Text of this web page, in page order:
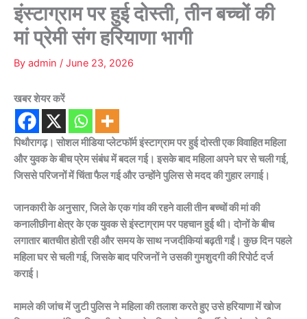
इंस्टाग्राम पर हुई दोस्ती, तीन बच्चों की
मां प्रेमी संग हरियाणा भागी
By admin / June 23, 2026
खबर शेयर करें
पिथौरागढ़। सोशल मीडिया प्लेटफॉर्म इंस्टाग्राम पर हुई दोस्ती एक विवाहित महिला
और युवक के बीच प्रेम संबंध में बदल गई। इसके बाद महिला अपने घर से चली गई,
जिससे परिजनों में चिंता फैल गई और उन्होंने पुलिस से मदद की गुहार लगाई।
जानकारी के अनुसार, जिले के एक गांव की रहने वाली तीन बच्चों की मां की
कनालीछीना क्षेत्र के एक युवक से इंस्टाग्राम पर पहचान हुई थी। दोनों के बीच
लगातार बातचीत होती रही और समय के साथ नजदीकियां बढ़ती गईं। कुछ दिन पहले
महिला घर से चली गई, जिसके बाद परिजनों ने उसकी गुमशुदगी की रिपोर्ट दर्ज
कराई।
मामले की जांच में जुटी पुलिस ने महिला की तलाश करते हुए उसे हरियाणा में खोज